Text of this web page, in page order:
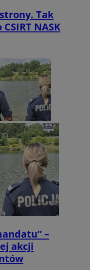
Tak
NASK
–
akcji